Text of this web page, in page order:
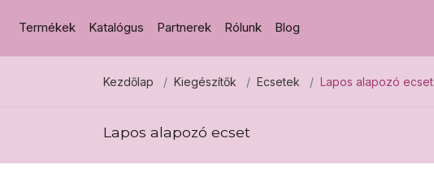
Termékek Katalógus Partnerek Rólunk Blog
Kezdőlap Kiegészítők Ecsetek Lapos alapozó ecset
Lapos alapozó ecset